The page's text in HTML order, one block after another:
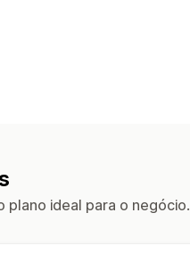
plano ideal para o negócio.